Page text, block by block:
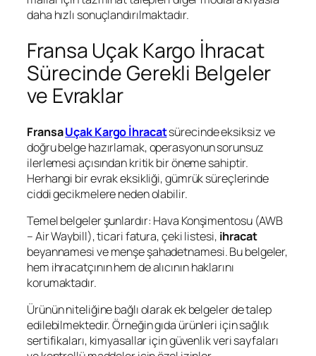
daha hızlı sonuçlandırılmaktadır.
Fransa Uçak Kargo İhracat
Sürecinde Gerekli Belgeler
ve Evraklar
FransaUçak Kargo İhracatsürecinde eksiksiz ve
doğru belge hazırlamak, operasyonun sorunsuz
ilerlemesi açısından kritik bir öneme sahiptir.
Herhangi bir evrak eksikliği, gümrük süreçlerinde
ciddi gecikmelere neden olabilir.
Temel belgeler şunlardır: Hava Konşimentosu (AWB
– Air Waybill), ticari fatura, çeki listesi, ihracat
beyannamesi ve menşe şahadetnamesi. Bu belgeler,
hem ihracatçının hem de alıcının haklarını
korumaktadır.
Ürünün niteliğine bağlı olarak ek belgeler de talep
edilebilmektedir. Örneğin gıda ürünleri için sağlık
sertifikaları, kimyasallar için güvenlik veri sayfaları